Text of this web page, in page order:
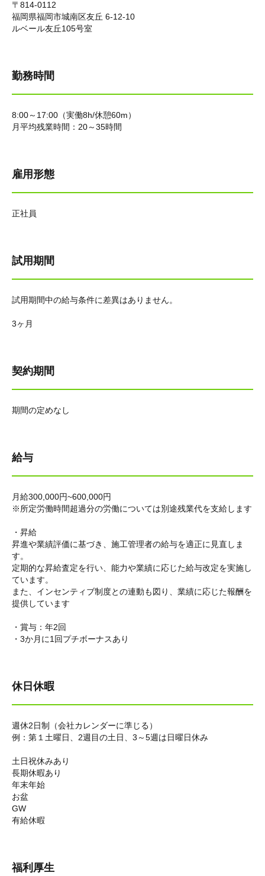
〒814-0112
福岡県福岡市城南区友丘 6-12-10
ルベール友丘105号室
勤務時間
8:00～17:00（実働8h/休憩60m）
月平均残業時間：20～35時間
雇用形態
正社員
試用期間
試用期間中の給与条件に差異はありません。
3ヶ月
契約期間
期間の定めなし
給与
月給300,000円~600,000円
※所定労働時間超過分の労働については別途残業代を支給します
・昇給
昇進や業績評価に基づき、施工管理者の給与を適正に見直しま
す。
定期的な昇給査定を行い、能力や業績に応じた給与改定を実施し
ています。
また、インセンティブ制度との連動も図り、業績に応じた報酬を
提供しています
・賞与：年2回
・3か月に1回プチボーナスあり
休日休暇
週休2日制（会社カレンダーに準じる）
例： 第１土曜日、2週目の土日、3～5週は日曜日休み
土日祝休みあり
長期休暇あり
年末年始
お盆
GW
有給休暇
福利厚生